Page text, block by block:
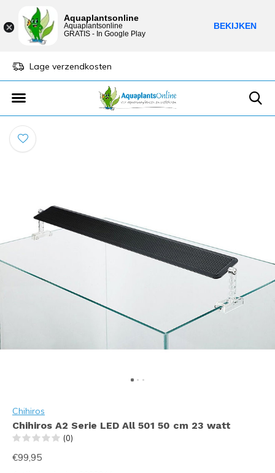
Lage verzendkosten
Chihiros
Chihiros A2 Serie LED All 501 50 cm 23 watt
(0)
€99,95
Aquaplantsonline
Aquaplantsonline
GRATIS - In Google Play
BEKIJKEN